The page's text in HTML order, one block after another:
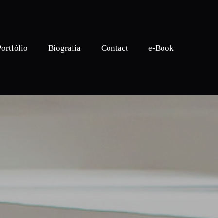
Biografia Contact e-Book